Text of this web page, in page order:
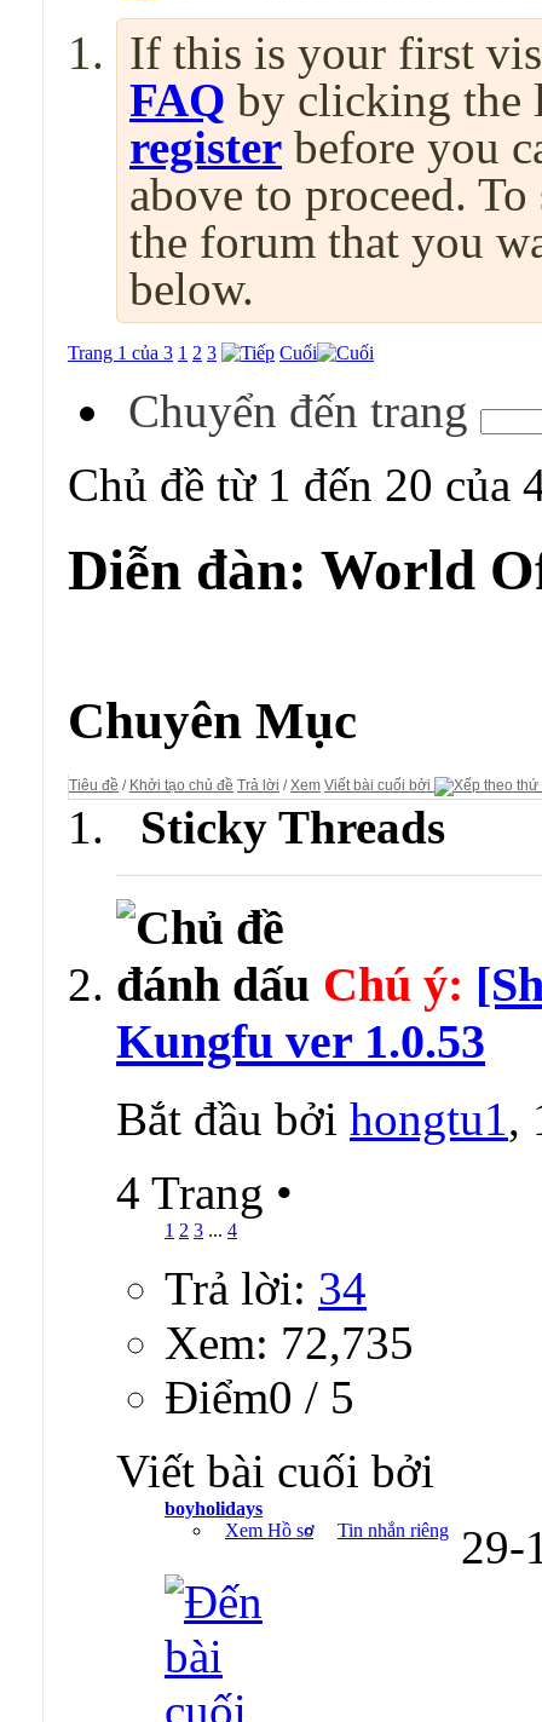
If this is your first
FAQ by clicking the
register before you
above to proceed.
the forum that you
below.
Trang 1 của 3 1 2 3 Cuối
Chuyển đến trang
Chủ đề từ 1 đến 20 của
Diễn đàn: World
Chuyên Mục
Tiêu đề / Khởi tạo chủ đề Trả lời /Xem Viết bài cuối bởi
Sticky Threads
Chú ý:
Kungfu ver 1.0.53
Bắt đầu bởi hongtu1,
4 Trang •
1 2 3 ... 4
Trả lời: 34
Xem: 72,735
Ðiểm0 / 5
Viết bài cuối bởi
boyholidays
Xem Hồ sơ
Tin nhắn riêng 29-